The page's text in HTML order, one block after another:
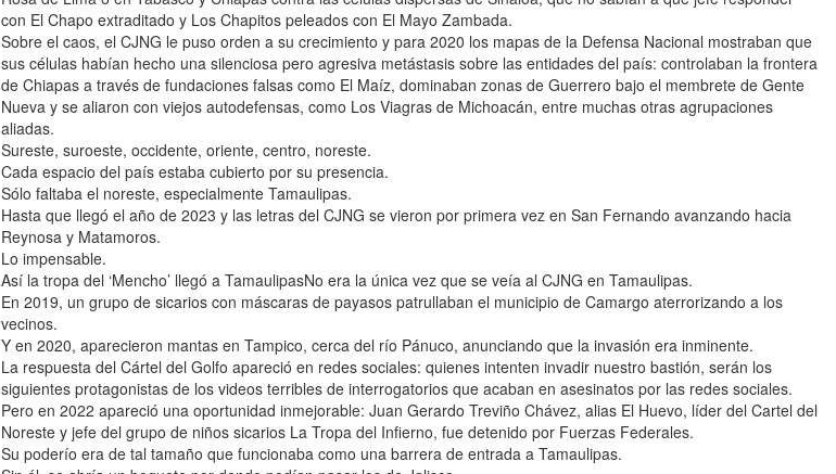
con El Chapo extraditado y Los Chapitos peleados con El Mayo Zambada.
Sobre el caos, el CJNG le puso orden a su crecimiento y para 2020 los mapas de la Defensa Nacional mostraban que
sus células habían hecho una silenciosa pero agresiva metástasis sobre las entidades del país: controlaban la frontera
de Chiapas a través de fundaciones falsas como El Maíz, dominaban zonas de Guerrero bajo el membrete de Gente
Nueva y se aliaron con viejos autodefensas, como Los Viagras de Michoacán, entre muchas otras agrupaciones
aliadas.
Sureste, suroeste, occidente, oriente, centro, noreste.
Cada espacio del país estaba cubierto por su presencia.
Sólo faltaba el noreste, especialmente Tamaulipas.
Hasta que llegó el año de 2023 y las letras del CJNG se vieron por primera vez en San Fernando avanzando hacia
Reynosa y Matamoros.
Lo impensable.
Así la tropa del ‘Mencho’ llegó a TamaulipasNo era la única vez que se veía al CJNG en Tamaulipas.
En 2019, un grupo de sicarios con máscaras de payasos patrullaban el municipio de Camargo aterrorizando a los
vecinos.
Y en 2020, aparecieron mantas en Tampico, cerca del río Pánuco, anunciando que la invasión era inminente.
La respuesta del Cártel del Golfo apareció en redes sociales: quienes intenten invadir nuestro bastión, serán los
siguientes protagonistas de los videos terribles de interrogatorios que acaban en asesinatos por las redes sociales.
Pero en 2022 apareció una oportunidad inmejorable: Juan Gerardo Treviño Chávez, alias El Huevo, líder del Cartel del
Noreste y jefe del grupo de niños sicarios La Tropa del Infierno, fue detenido por Fuerzas Federales.
Su poderío era de tal tamaño que funcionaba como una barrera de entrada a Tamaulipas.